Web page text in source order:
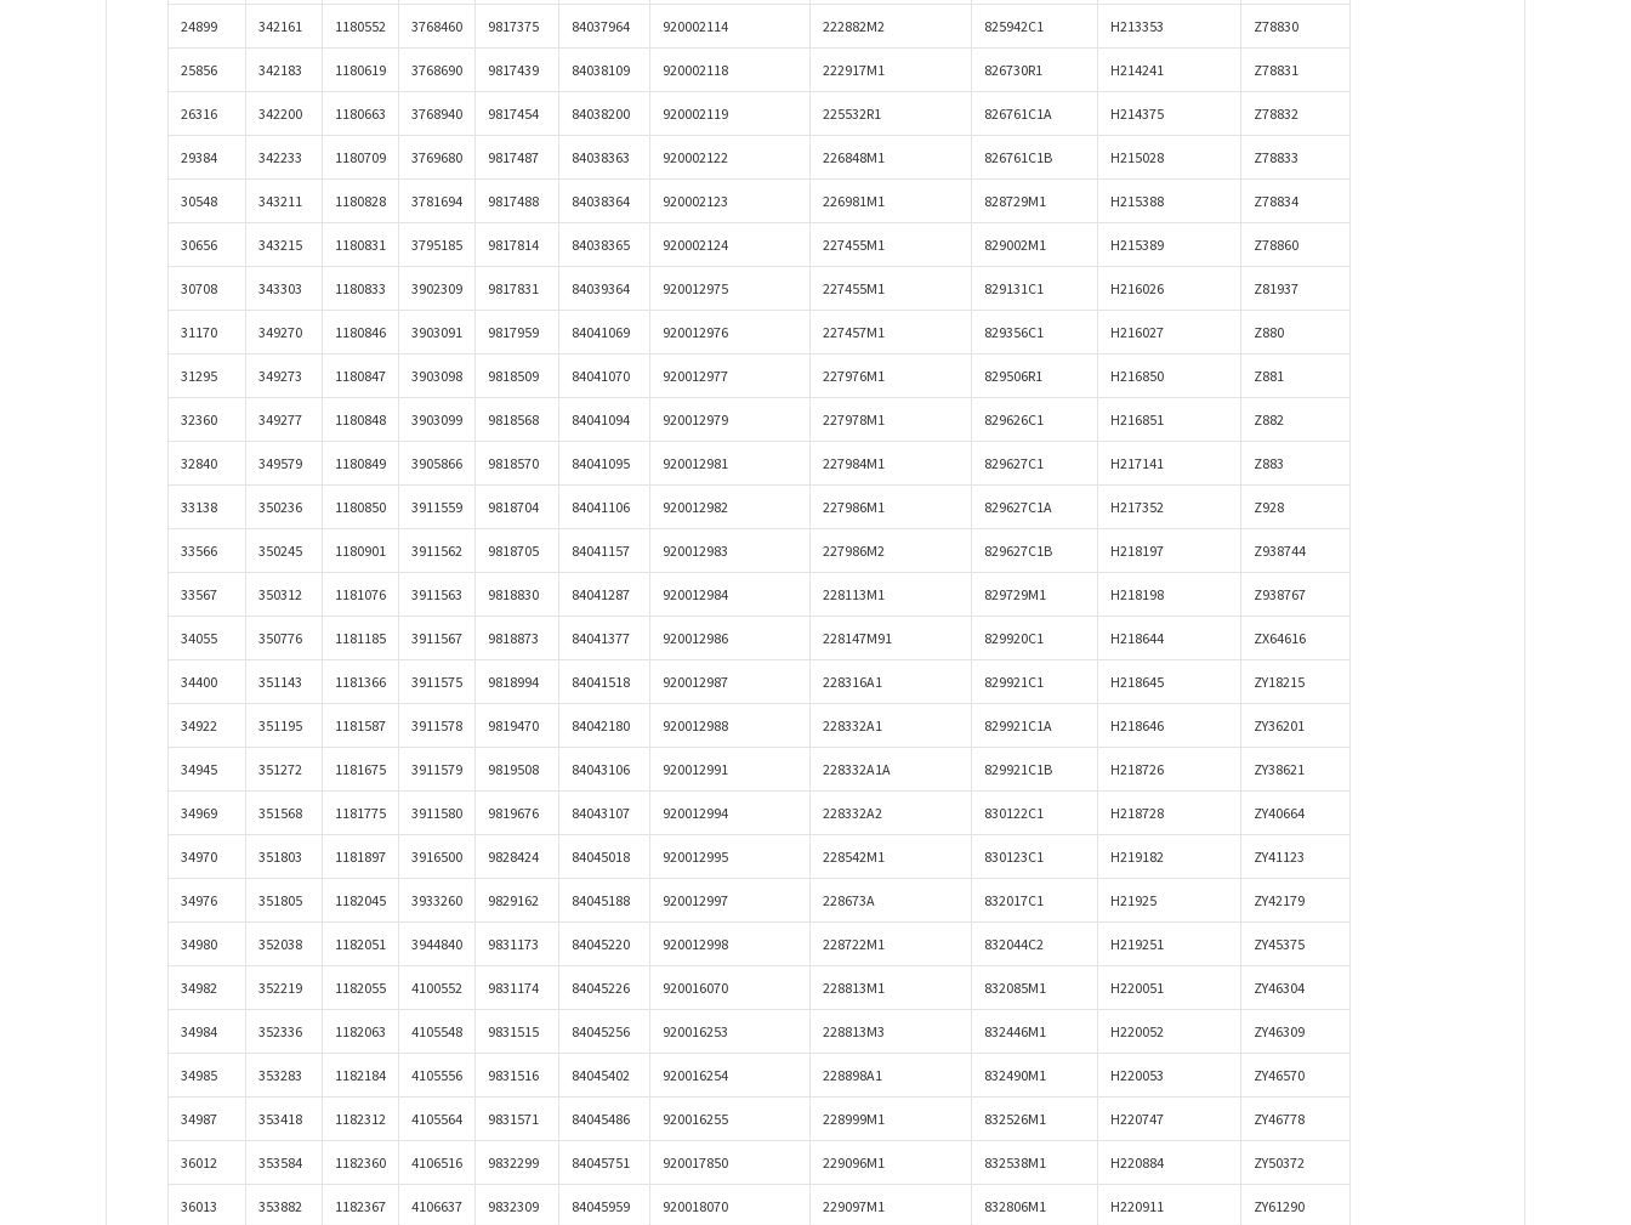
24899 342161 1180552 3768460 9817375 84037964 920002114 222882M2 825942C1 H213353 Z78830
25856 342183 1180619 3768690 9817439 84038109 920002118 222917M1 826730R1 H214241 Z78831
26316 342200 1180663 3768940 9817454 84038200 920002119 225532R1 826761C1A H214375 Z78832
29384 342233 1180709 3769680 9817487 84038363 920002122 226848M1 826761C1B H215028 Z78833
30548 343211 1180828 3781694 9817488 84038364 920002123 226981M1 828729M1 H215388 Z78834
30656 343215 1180831 3795185 9817814 84038365 920002124 227455M1 829002M1 H215389 Z78860
30708 343303 1180833 3902309 9817831 84039364 920012975 227455М1 829131C1 H216026 Z81937
31170 349270 1180846 3903091 9817959 84041069 920012976 227457M1 829356C1 H216027 Z880
31295 349273 1180847 3903098 9818509 84041070 920012977 227976M1 829506R1 H216850 Z881
32360 349277 1180848 3903099 9818568 84041094 920012979 227978M1 829626C1 H216851 Z882
32840 349579 1180849 3905866 9818570 84041095 920012981 227984M1 829627C1 H217141 Z883
33138 350236 1180850 3911559 9818704 84041106 920012982 227986M1 829627C1A H217352 Z928
33566 350245 1180901 3911562 9818705 84041157 920012983 227986M2 829627C1B H218197 Z938744
33567 350312 1181076 3911563 9818830 84041287 920012984 228113M1 829729M1 H218198 Z938767
34055 350776 1181185 3911567 9818873 84041377 920012986 228147M91 829920C1 H218644 ZX64616
34400 351143 1181366 3911575 9818994 84041518 920012987 228316A1 829921C1 H218645 ZY18215
34922 351195 1181587 3911578 9819470 84042180 920012988 228332A1 829921C1A H218646 ZY36201
34945 351272 1181675 3911579 9819508 84043106 920012991 228332A1A 829921C1B H218726 ZY38621
34969 351568 1181775 3911580 9819676 84043107 920012994 228332A2 830122C1 H218728 ZY40664
34970 351803 1181897 3916500 9828424 84045018 920012995 228542M1 830123C1 H219182 ZY41123
34976 351805 1182045 3933260 9829162 84045188 920012997 228673A 832017C1 H21925 ZY42179
34980 352038 1182051 3944840 9831173 84045220 920012998 228722M1 832044C2 H219251 ZY45375
34982 352219 1182055 4100552 9831174 84045226 920016070 228813M1 832085M1 H220051 ZY46304
34984 352336 1182063 4105548 9831515 84045256 920016253 228813M3 832446M1 H220052 ZY46309
34985 353283 1182184 4105556 9831516 84045402 920016254 228898A1 832490M1 H220053 ZY46570
34987 353418 1182312 4105564 9831571 84045486 920016255 228999M1 832526M1 H220747 ZY46778
36012 353584 1182360 4106516 9832299 84045751 920017850 229096M1 832538M1 H220884 ZY50372
36013 353882 1182367 4106637 9832309 84045959 920018070 229097M1 832806M1 H220911 ZY61290